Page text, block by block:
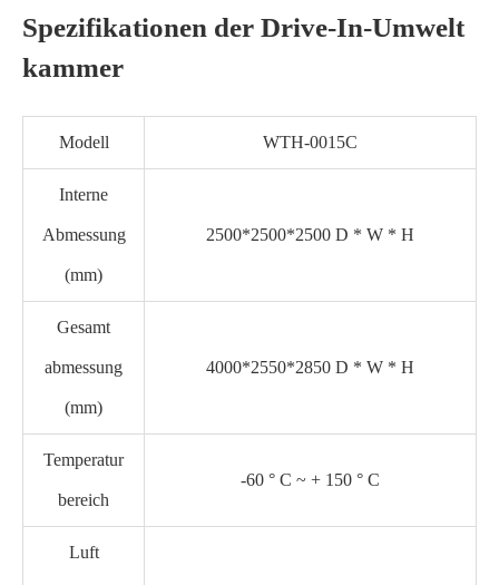
Spezifikationen der Drive-In-Umwelt
kammer
Modell WTH-0015C
Interne
Abmessung
(mm)
2500*2500*2500 D * W * H
Gesamt
abmessung
(mm)
4000*2550*2850 D * W * H
Temperatur
bereich
-60 ° C ~ + 150 ° C
Luft